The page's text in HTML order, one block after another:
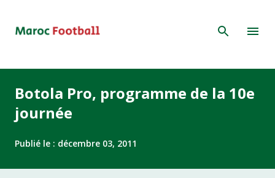
Botola Pro, programme de la 10e
journée
Publié le : décembre 03, 2011